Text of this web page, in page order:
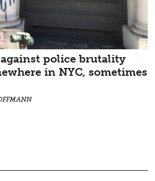
against police brutality
in NYC, sometimes